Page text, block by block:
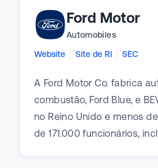
Ford Motor
Automobiles
Website
Site de RI SEC
A Ford Motor Co. fabrica
combustão, Ford Blue, e
no Reino Unido e menos
de 171.000 funcionários,